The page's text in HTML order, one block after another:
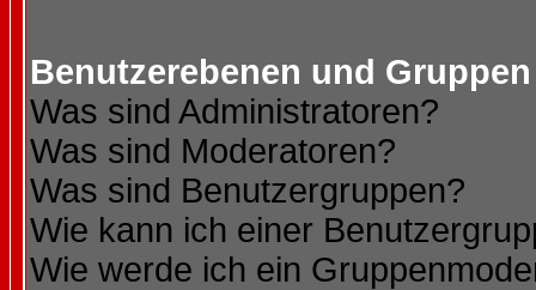
Benutzerebenen und Gruppen
Was sind Administratoren?
Was sind Moderatoren?
Was sind Benutzergruppen?
Wie kann ich einer
Wie werde ich ein